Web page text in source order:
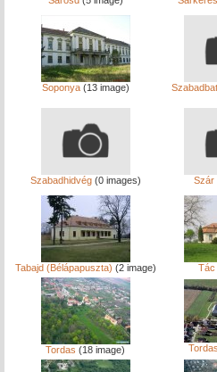
Soponya(13 image)
Szabadhidvég(0 images) Szár
Tabajd (Bélápapuszta) (2 image) Tác
Tordas (18 image) Tordas